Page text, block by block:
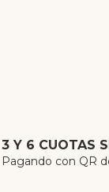
3 Y 6 CUOTAS
Pagando con QR